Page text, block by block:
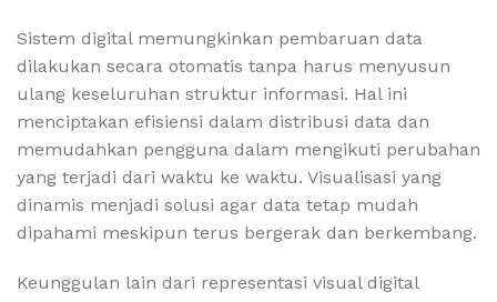
Sistem digital memungkinkan pembaruan data
dilakukan secara otomatis tanpa harus menyusun
ulang keseluruhan struktur informasi. Hal ini
menciptakan efisiensi dalam distribusi data dan
memudahkan pengguna dalam mengikuti perubahan
yang terjadi dari waktu ke waktu. Visualisasi yang
dinamis menjadi solusi agar data tetap mudah
dipahami meskipun terus bergerak dan berkembang.
Keunggulan lain dari representasi visual digital